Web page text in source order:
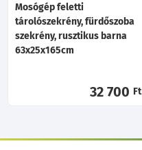
Mosógép feletti
tárolószekrény, fürdőszoba
szekrény, rusztikus barna
63x25x165cm
32 700 Ft